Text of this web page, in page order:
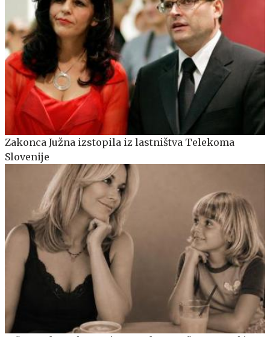
Zakonca Južna izstopila iz lastništva Telekoma
Slovenije